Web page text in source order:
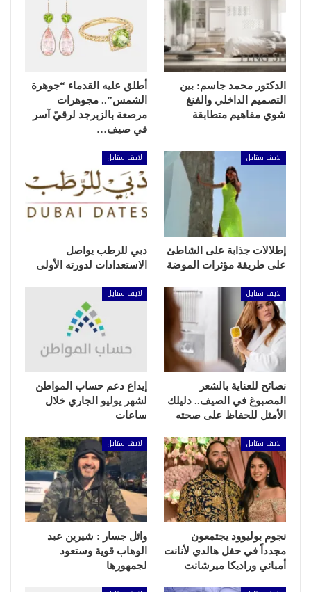
الدكتور محمد جاسم: بين
التصميم الداخلي والفنغ
شوي مفاهيم متطابقة
أطلق عليه القدماء “جوهرة
الشمس”.. مجوهرات
مرصعة بالزبرجد لرقيّ آسر
في صيف…
لايف ستايل
إطلالات جذابة على الشاطئ
على طريقة مؤثرات الموضة
لايف ستايل
دبي للرطب يواصل
الاستعدادات لدورته الأولى
لايف ستايل
نصائح للعناية بالشعر
المصبوغ في الصيف.. دليلك
الأمثل للحفاظ على صحته
لايف ستايل
إيداع دعم حساب المواطن
لشهر يوليو الجاري خلال
ساعات
لايف ستايل
نجوم بوليوود يجتمعون
مجدداً في حفل هالدي لأنانت
أمباني وراديكا ميرشانت
لايف ستايل
وائل جسار : شيرين عبد
الوهاب قوية وستعود
لجمهورها